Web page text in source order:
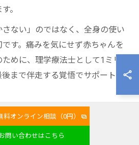
。
さない」のではなく、全身の使い
す。痛みを気にせず赤ちゃんを
めに、理学療法士として1ミリ
まで伴走する覚悟でサポートし
っこの姿勢を徹底
料オンライン相談（0円）
問い合わせはこちら